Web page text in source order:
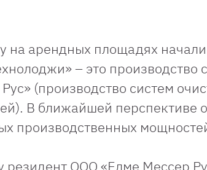
на арендных площадях
– это
(производство систем
В ближайшей перспективе
производственных
резидент ООО «Елме Мессер